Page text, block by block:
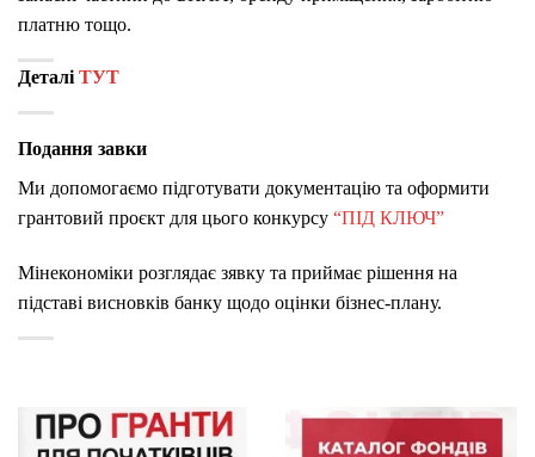
платню тощо.
Деталі ТУТ
Подання завки
Ми допомогаємо підготувати документацію та оформити
грантовий проєкт для цього конкурсу “ПІД КЛЮЧ”
Мінекономіки розглядає зявку та приймає рішення на
підставі висновків банку щодо оцінки бізнес-плану.